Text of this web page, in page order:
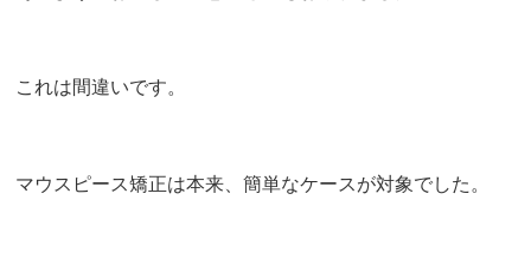
これは間違いです。
マウスピース矯正は本来、簡単なケースが対象でした。